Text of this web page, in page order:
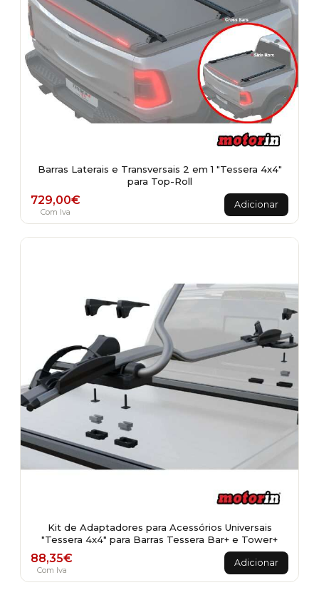
Barras Laterais e Transversais 2 em 1 "Tessera 4x4"
para Top-Roll
729,00€
Com Iva
Adicionar
Kit de Adaptadores para Acessórios Universais
"Tessera 4x4" para Barras Tessera Bar+ e Tower+
88,35€
Com Iva
Adicionar